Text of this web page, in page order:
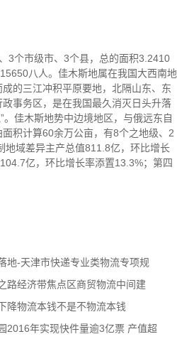
3个市级市、3个县，总的面积3.2410
八人。佳木斯地属在我国大西南地
的三江冲积平原要地，北隔山东、东
事务区，是在我国最久消灭日头升落
。佳木斯地势中边境地区，与俄远东自
积计算60余万公亩，有8个之地级、2
地域差异主产总值811.8亿，环比增长
亿，环比增长率添置13.3%；第四
地-天津市快递专业类物流专项规
路经济带焦点区商贸物流中间建
降物流本钱不是不物流本钱
2016年实现快件量逾3亿票 产值超